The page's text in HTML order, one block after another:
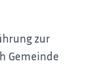
zur
Gemeinde